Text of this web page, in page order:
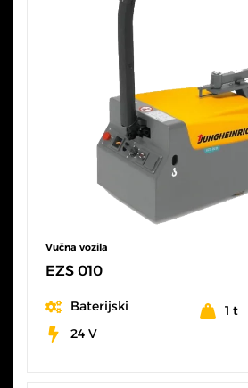
Vučna vozila
EZS 010
Baterijski
1 t
24 V